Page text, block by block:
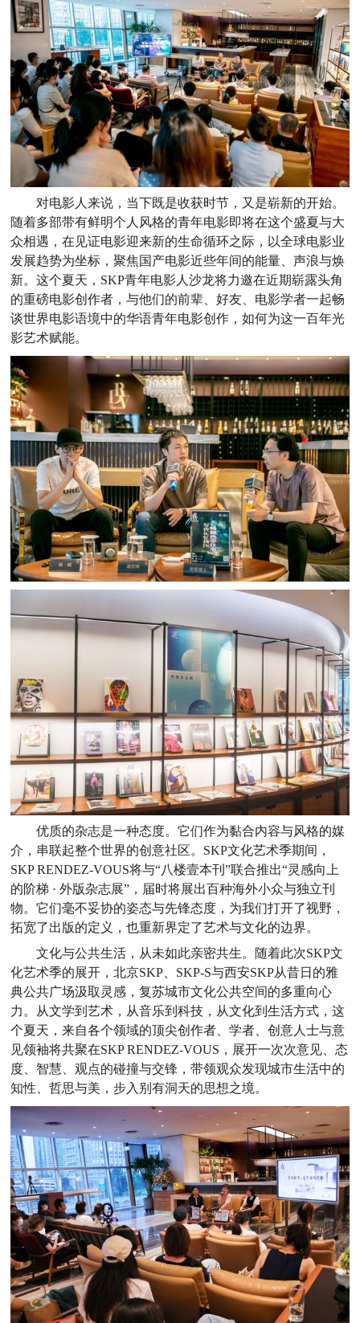
对电影人来说，当下既是收获时节，又是崭新的开始。
随着多部带有鲜明个人风格的青年电影即将在这个盛夏与大
众相遇，在见证电影迎来新的生命循环之际，以全球电影业
发展趋势为坐标，聚焦国产电影近些年间的能量、声浪与焕
新。这个夏天，SKP青年电影人沙龙将力邀在近期崭露头角
的重磅电影创作者，与他们的前辈、好友、电影学者一起畅
谈世界电影语境中的华语青年电影创作，如何为这一百年光
影艺术赋能。
优质的杂志是一种态度。它们作为黏合内容与风格的媒
介，串联起整个世界的创意社区。SKP文化艺术季期间，
SKP RENDEZ-VOUS将与“八楼壹本刊”联合推出“灵感向上
的阶梯 · 外版杂志展”，届时将展出百种海外小众与独立刊
物。它们毫不妥协的姿态与先锋态度，为我们打开了视野，
拓宽了出版的定义，也重新界定了艺术与文化的边界。
文化与公共生活，从未如此亲密共生。随着此次SKP文
化艺术季的展开，北京SKP、SKP-S与西安SKP从昔日的雅
典公共广场汲取灵感，复苏城市文化公共空间的多重向心
力。从文学到艺术，从音乐到科技，从文化到生活方式，这
个夏天，来自各个领域的顶尖创作者、学者、创意人士与意
见领袖将共聚在SKP RENDEZ-VOUS，展开一次次意见、态
度、智慧、观点的碰撞与交锋，带领观众发现城市生活中的
知性、哲思与美，步入别有洞天的思想之境。